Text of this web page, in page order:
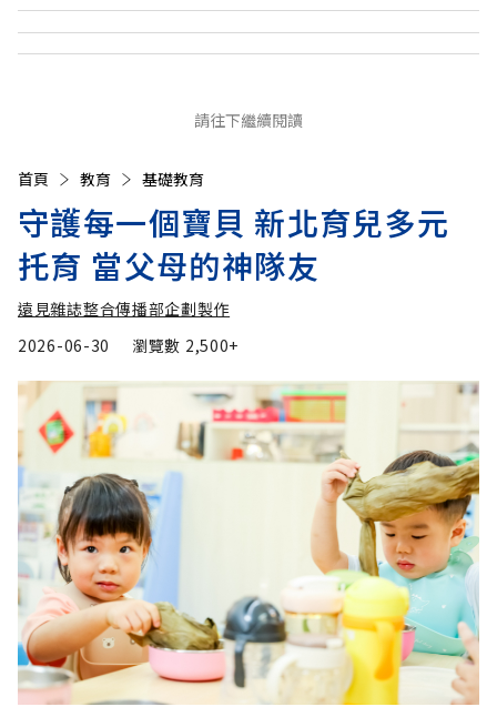
請往下繼續閱讀
首頁 教育 基礎教育
守護每一個寶貝 新北育兒多元
托育 當父母的神隊友
遠見雜誌整合傳播部企劃製作
2026-06-30
瀏覽數 2,500+